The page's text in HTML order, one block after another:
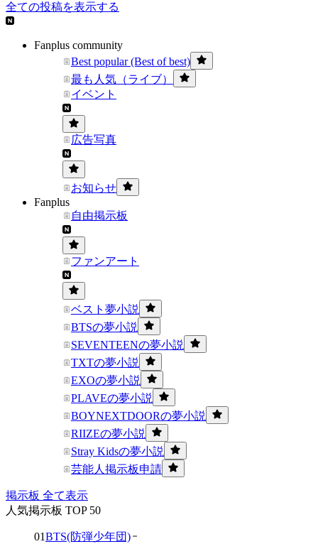
全ての投稿を表示する
Fanplus community
Best popular (Best of best)
最も人気（ライブ）
イベント
広告写真
お知らせ
Fanplus
自由掲示板
ファンアート
ベスト夢小説
BTSの夢小説
SEVENTEENの夢小説
TXTの夢小説
EXOの夢小説
PLAVEの夢小説
BOYNEXTDOORの夢小説
RIIZEの夢小説
Stray Kidsの夢小説
芸能人掲示板申請
掲示板 全て表示
人気掲示板 TOP 50
01BTS(防弾少年団)